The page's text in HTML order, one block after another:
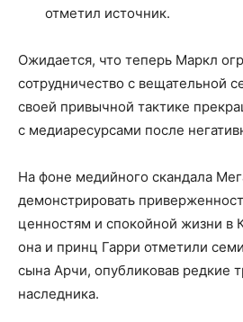
отметил источник.
Ожидается, что теперь Маркл
сотрудничество с вещательной
своей привычной тактике
с медиаресурсами после
На фоне медийного скандала
демонстрировать
ценностям и спокойной жизни в
она и принц Гарри отметили
сына Арчи, опубликовав редкие
наследника.